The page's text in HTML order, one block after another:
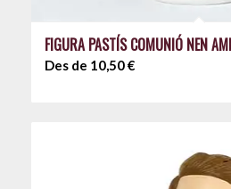
FIGURA PASTÍS COMUNIÓ NEN
Des de 10,50€